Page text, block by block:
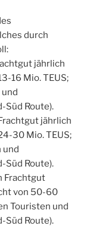
durch
jährlich
16 Mio. TEUS;
Süd Route).
jährlich
30 Mio. TEUS;
und
Süd Route).
Frachtgut
von 50-60
Touristen und
Süd Route).